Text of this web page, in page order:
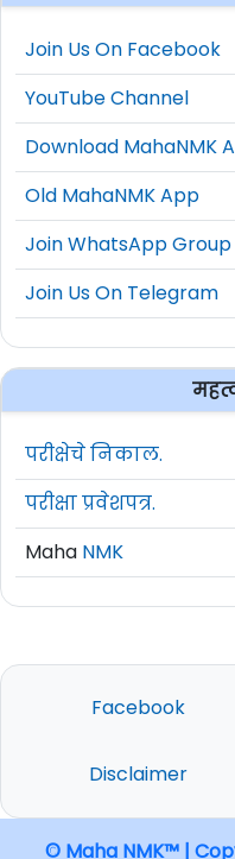
Join Us On Facebook
YouTube Channel
Download MahaNMK
Old MahaNMK App
Join WhatsApp Group
Join Us On Telegram
परीक्षेचे निकाल.
परीक्षा प्रवेशपत्र.
Maha NMK
Facebook
Disclaimer
© Maha NMK™ |